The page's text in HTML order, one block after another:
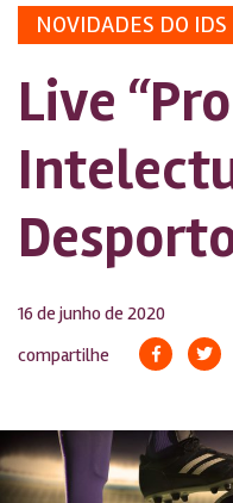
NOVIDADES DO IDS
Live
16 de junho de 2020
compartilhe